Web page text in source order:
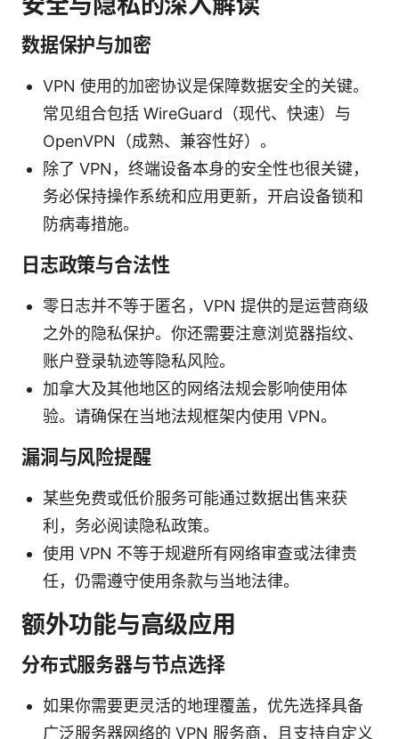
数据保护与加密
VPN 使用的加密协议是保障数据安全的关键。
常见组合包括 WireGuard（现代、快速）与
OpenVPN（成熟、兼容性好）。
除了 VPN，终端设备本身的安全性也很关键，
务必保持操作系统和应用更新，开启设备锁和
防病毒措施。
日志政策与合法性
零日志并不等于匿名，VPN 提供的是运营商级
之外的隐私保护。你还需要注意浏览器指纹、
账户登录轨迹等隐私风险。
加拿大及其他地区的网络法规会影响使用体
验。请确保在当地法规框架内使用 VPN。
漏洞与风险提醒
某些免费或低价服务可能通过数据出售来获
利，务必阅读隐私政策。
使用 VPN 不等于规避所有网络审查或法律责
任，仍需遵守使用条款与当地法律。
额外功能与高级应用
分布式服务器与节点选择
如果你需要更灵活的地理覆盖，优先选择具备
广泛服务器网络的 VPN 服务商，且支持自定义